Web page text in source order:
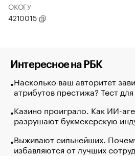
ОКОГУ
4210015
Интересное на РБК
Насколько ваш авторитет
атрибутов престижа? Тест
Казино проиграло. Как ИИ-
разрушают букмекерскую
Выживают сильнейших.
избавляются от лучших